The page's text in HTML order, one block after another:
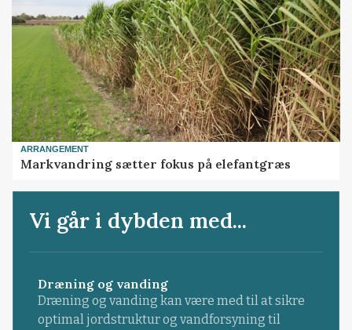
ARRANGEMENT
Markvandring sætter fokus på elefantgræs
Vi går i dybden med...
Dræning og vanding
Dræning og vanding kan være med til at sikre
optimal jordstruktur og vandforsyning til